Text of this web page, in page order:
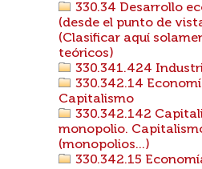
330.34 Desarrollo
(desde el punto de
(Clasificar aquí
teóricos)
330.341.424
330.342.14
Capitalismo
330.342.142
monopolio.
(monopolios...)
330.342.15